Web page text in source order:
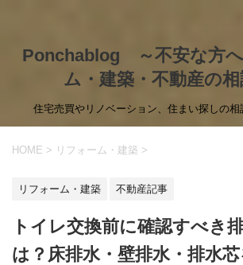
Ponchablog ～不安な方
ム・建築・不動産の相
住宅売買やリノベーション、住まい探しの相
HOME > リフォーム・建築 >
リフォーム・建築 不動産記事
トイレ交換前に確認すべき
は？床排水・壁排水・排水